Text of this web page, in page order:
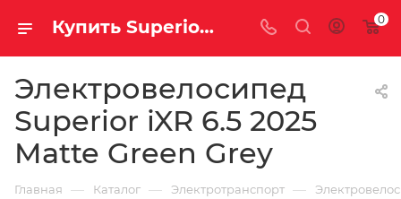
Купить Superior iXR 6.5 2025 Matte Green Grey за рублей, а со скидкой 0
Электровелосипед
Superior iXR 6.5 2025
Matte Green Grey
Главная — Каталог — Электротранспорт —